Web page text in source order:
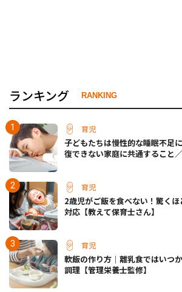
ランキング RANKING
育児
子どもたちは慢性的な睡眠不足に
復できない家庭に共通すること
育児
2歳児がご飯を食べない！驚く
対応【教えて保育士さん】
育児
軟飯の作り方｜離乳食ではいつ
調理【管理栄養士監修】